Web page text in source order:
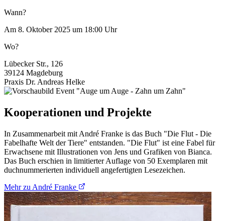
Wann?
Am 8. Oktober 2025 um 18:00 Uhr
Wo?
Lübecker Str., 126
39124 Magdeburg
Praxis Dr. Andreas Helke
Kooperationen und Projekte
In Zusammenarbeit mit André Franke is das Buch "Die Flut - Die
Fabelhafte Welt der Tiere" entstanden. "Die Flut" ist eine Fabel für
Erwachsene mit Illustrationen von Jens und Grafiken von Bianca.
Das Buch erschien in limitierter Auflage von 50 Exemplaren mit
duchnummerierten individuell angefertigten Lesezeichen.
Mehr zu André Franke